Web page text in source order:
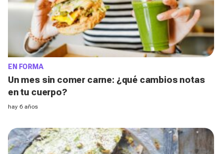
EN FORMA
Un mes sin comer carne: ¿qué cambios notas
en tu cuerpo?
hay 6 años